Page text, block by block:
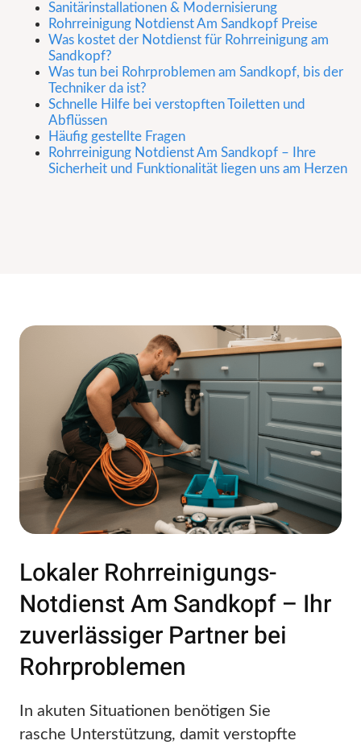
Sanitärinstallationen & Modernisierung
Rohrreinigung Notdienst Am Sandkopf Preise
Was kostet der Notdienst für Rohrreinigung am
Sandkopf?
Was tun bei Rohrproblemen am Sandkopf, bis der
Techniker da ist?
Schnelle Hilfe bei verstopften Toiletten und
Abflüssen
Häufig gestellte Fragen
Rohrreinigung Notdienst Am Sandkopf – Ihre
Sicherheit und Funktionalität liegen uns am Herzen
Lokaler Rohrreinigungs-
Notdienst Am Sandkopf – Ihr
zuverlässiger Partner bei
Rohrproblemen
In akuten Situationen benötigen Sie
rasche Unterstützung, damit verstopfte